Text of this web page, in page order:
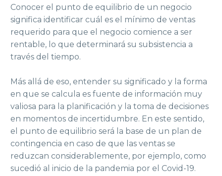
Conocer el punto de equilibrio de un negocio
significa identificar cuál es el mínimo de ventas
requerido para que el negocio comience a ser
rentable, lo que determinará su subsistencia a
través del tiempo.
Más allá de eso, entender su significado y la forma
en que se calcula es fuente de información muy
valiosa para la planificación y la toma de decisiones
en momentos de incertidumbre. En este sentido,
el punto de equilibrio será la base de un plan de
contingencia en caso de que las ventas se
reduzcan considerablemente, por ejemplo, como
sucedió al inicio de la pandemia por el Covid-19.